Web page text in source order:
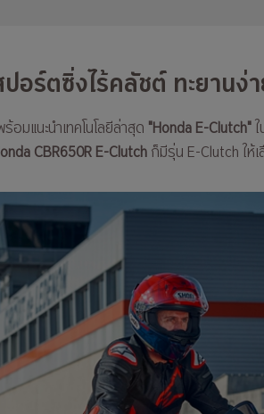
อร์ตซิ่งไร้คลัชต์ ทะยานง่
อมแนะนำเทคโนโลยีล่าสุด "Honda E-Clutch"
CBR650R E-Clutchก็มีรุ่น E-Clutch ให้